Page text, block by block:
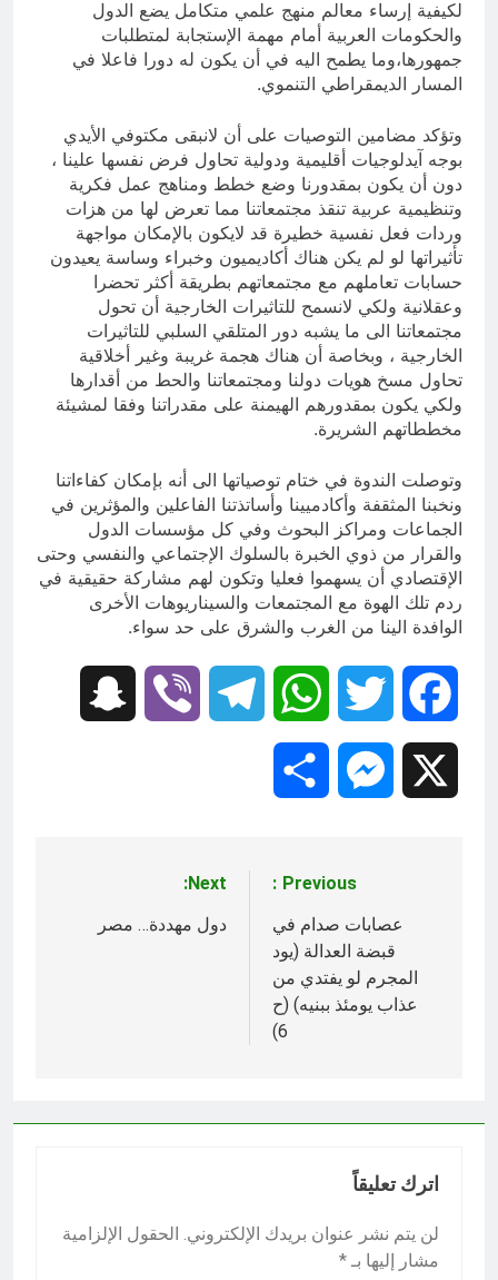
لكيفية إرساء معالم منهج علمي متكامل يضع الدول
والحكومات العربية أمام مهمة الإستجابة لمتطلبات
جمهورها،وما يطمح اليه في أن يكون له دورا فاعلا في
المسار الديمقراطي التنموي.
وتؤكد مضامين التوصيات على أن لانبقى مكتوفي الأيدي
بوجه آيدلوجيات أقليمية ودولية تحاول فرض نفسها علينا ،
دون أن يكون بمقدورنا وضع خطط ومناهج عمل فكرية
وتنظيمية عربية تنقذ مجتمعاتنا مما تعرض لها من هزات
وردات فعل نفسية خطيرة قد لايكون بالإمكان مواجهة
تأثيراتها لو لم يكن هناك أكاديميون وخبراء وساسة يعيدون
حسابات تعاملهم مع مجتمعاتهم بطريقة أكثر تحضرا
وعقلانية ولكي لانسمح للتاثيرات الخارجية أن تحول
مجتمعاتنا الى ما يشبه دور المتلقي السلبي للتاثيرات
الخارجية ، وبخاصة أن هناك هجمة غريبة وغير أخلاقية
تحاول مسخ هويات دولنا ومجتمعاتنا والحط من أقدارها
ولكي يكون بمقدورهم الهيمنة على مقدراتنا وفقا لمشيئة
مخططاتهم الشريرة.
وتوصلت الندوة في ختام توصياتها الى أنه بإمكان كفاءاتنا
ونخبنا المثقفة وأكادميينا وأساتذتنا الفاعلين والمؤثرين في
الجماعات ومراكز البحوث وفي كل مؤسسات الدول
والقرار من ذوي الخبرة بالسلوك الإجتماعي والنفسي وحتى
الإقتصادي أن يسهموا فعليا وتكون لهم مشاركة حقيقية في
ردم تلك الهوة مع المجتمعات والسيناريوهات الأخرى
الوافدة الينا من الغرب والشرق على حد سواء.
Facebook
Twitter
WhatsApp
Telegram
Viber
Messenger
المقالات
Previous:
عصابات صدام في
قبضة العدالة (يود
المجرم لو يفتدي من
عذاب يومئذ ببنيه) (ح
6)‎
Next:
دول مهددة… مصر
اترك تعليقاً
لن يتم نشر عنوان بريدك الإلكتروني. الحقول الإلزامية
مشار إليها بـ *